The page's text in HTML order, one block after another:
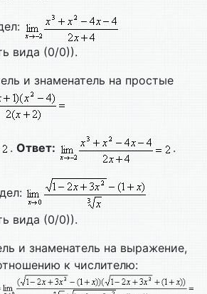
вида (0/0)).
и знаменатель на простые
. Ответ: .
вида (0/0)).
и знаменатель на выражение,
к числителю: